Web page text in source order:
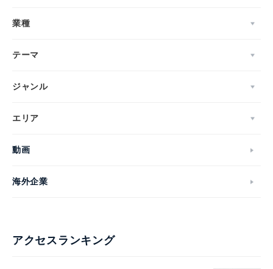
業種
テーマ
ジャンル
エリア
動画
海外企業
アクセスランキング